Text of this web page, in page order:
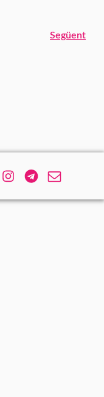
Següent